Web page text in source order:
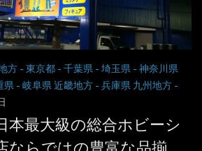
方 - 東京都 - 千葉県 - 埼玉県 - 神奈川県
県 - 岐阜県近畿地方 - 兵庫県 九州地方 -
本最大級の総合ホビーシ